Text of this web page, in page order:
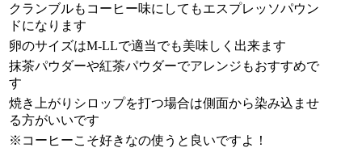
クランブルもコーヒー味にしてもエスプレッソパウン
ドになります
卵のサイズはM-LLで適当でも美味しく出来ます
抹茶パウダーや紅茶パウダーでアレンジもおすすめで
す
焼き上がりシロップを打つ場合は側面から染み込ませ
る方がいいです
※コーヒーこそ好きなの使うと良いですよ！